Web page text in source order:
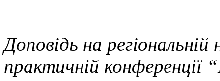
Доповідь на регіональній
практичній конференції